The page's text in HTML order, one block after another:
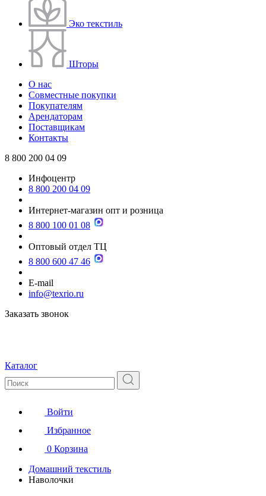
Эко текстиль
Шторы
О нас
Совместные покупки
Покупателям
Арендаторам
Поставщикам
Контакты
8 800 200 04 09
Инфоцентр
8 800 200 04 09
Интернет-магазин опт и розница
8 800 100 01 08
Оптовый отдел ТЦ
8 800 600 47 46
E-mail
info@texrio.ru
Заказать звонок
Каталог
Войти
Избранное
0 Корзина
Домашний текстиль
Наволочки